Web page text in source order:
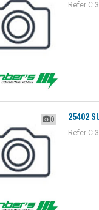
Refer C
0 25402
Refer C